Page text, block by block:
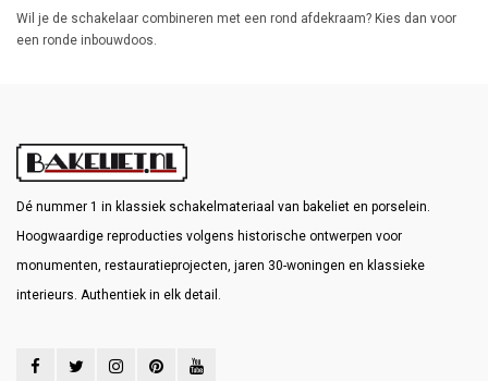
Wil je de schakelaar combineren met een rond afdekraam? Kies dan voor
een ronde inbouwdoos.
Dé nummer 1 in klassiek schakelmateriaal van bakeliet en porselein.
Hoogwaardige reproducties volgens historische ontwerpen voor
monumenten, restauratieprojecten, jaren 30-woningen en klassieke
interieurs. Authentiek in elk detail.